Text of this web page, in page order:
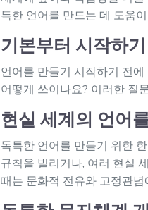
특한 언어를 만드는 데 도움
기본부터 시작하기
언어를 만들기 시작하기 전
어떻게 쓰이나요? 이러한 질
현실 세계의 언어
독특한 언어를 만들기 위한
규칙을 빌리거나, 여러 현실
때는 문화적 전유와 고정관념